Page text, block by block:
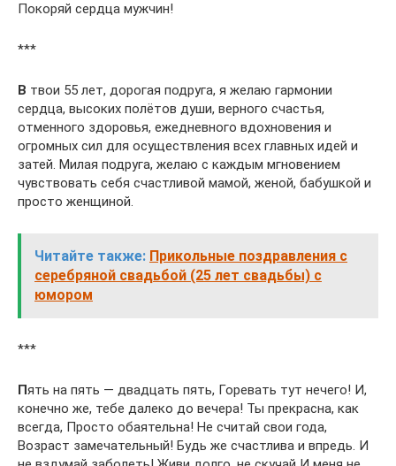
Покоряй сердца мужчин!
***
В твои 55 лет, дорогая подруга, я желаю гармонии
сердца, высоких полётов души, верного счастья,
отменного здоровья, ежедневного вдохновения и
огромных сил для осуществления всех главных идей и
затей. Милая подруга, желаю с каждым мгновением
чувствовать себя счастливой мамой, женой, бабушкой и
просто женщиной.
Читайте также: Прикольные поздравления с
серебряной свадьбой (25 лет свадьбы) с
юмором
***
Пять на пять — двадцать пять, Горевать тут нечего! И,
конечно же, тебе далеко до вечера! Ты прекрасна, как
всегда, Просто обаятельна! Не считай свои года,
Возраст замечательный! Будь же счастлива и впредь. И